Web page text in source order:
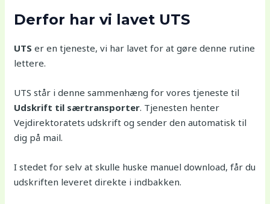
Derfor har vi lavet UTS
UTS er en tjeneste, vi har lavet for at gøre denne rutine
lettere.
UTS står i denne sammenhæng for vores tjeneste til
Udskrift til særtransporter. Tjenesten henter
Vejdirektoratets udskrift og sender den automatisk til
dig på mail.
I stedet for selv at skulle huske manuel download, får du
udskriften leveret direkte i indbakken.